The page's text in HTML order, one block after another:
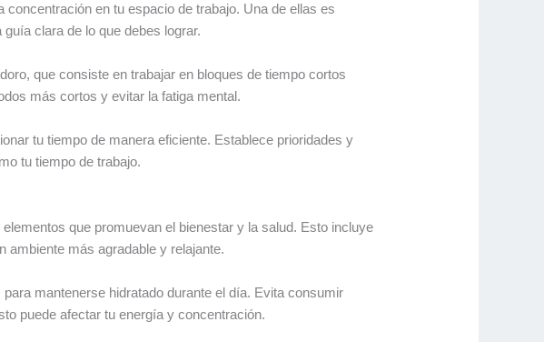
en tu espacio de trabajo. Una de ellas es
clara de lo que debes lograr.
que consiste en trabajar en bloques de tiempo cortos
más cortos y evitar la fatiga mental.
tu tiempo de manera eficiente. Establece prioridades y
tu tiempo de trabajo.
que promuevan el bienestar y la salud. Esto incluye
ambiente más agradable y relajante.
mantenerse hidratado durante el día. Evita consumir
puede afectar tu energía y concentración.